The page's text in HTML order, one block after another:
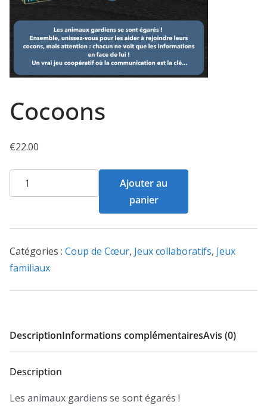
Cocoons
€22.00
quantité
de
Ajouter au
panier
Catégories : Coup de Cœur, Jeux collaboratifs, Jeux
familiaux
DescriptionInformations complémentairesAvis (0)
Description
Les animaux gardiens se sont égarés !